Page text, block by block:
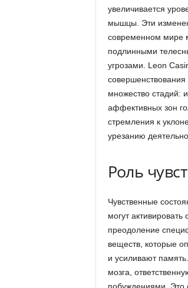
увеличивается
мышцы. Эти
современном мире
подлинными
угрозами. Leon
множество стадий:
аффективных зон
стремления к
урезанию
Роль
Чувственные
могут
преодоление
веществ, которые
и усиливают
мозга,